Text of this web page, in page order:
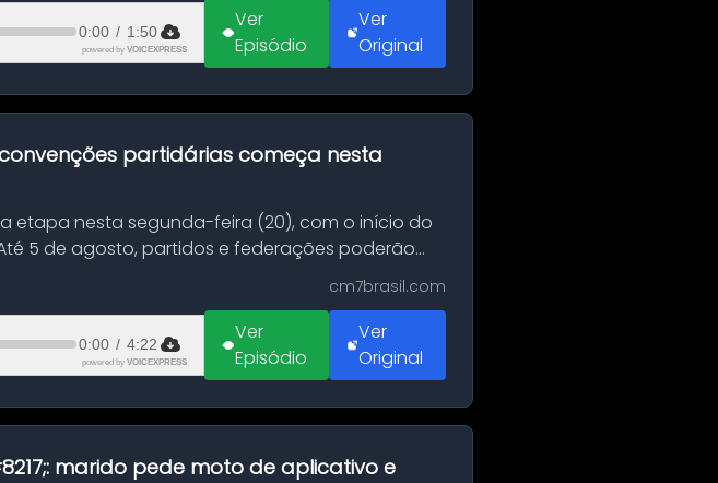
0:00 / 1:50
powered by VOICEXPRESS
Ver
Episódio
Ver
Original
convenções partidárias começa nesta
etapa nesta segunda-feira (20), com o início do
5 de agosto, partidos e federações poderão
cm7brasil.com
0:00 / 4:22
powered by VOICEXPRESS
Ver
Episódio
Ver
Original
marido pede moto de aplicativo e